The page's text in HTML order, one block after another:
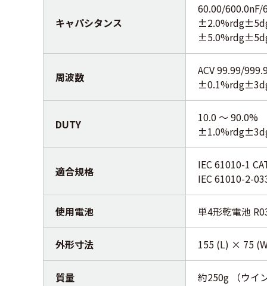
キャパシタンス
60.00/
周波数
ACV 99.99/
DUTY
10.0 ～ 90.0%
適合規格
IEC 61010-1
IEC 61010-2-
使用電池 単4形乾電池
外形寸法 155 (L) × 75
質量 約250g （ウイ